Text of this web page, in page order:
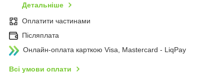
Детальніше
Оплатити частинами
Післяплата
Онлайн-оплата карткою Visa, Mastercard - LiqPay
Всі умови оплати